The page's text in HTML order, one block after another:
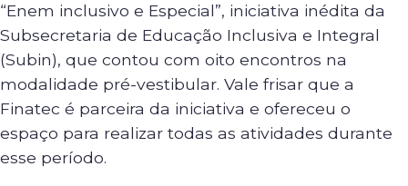
“Enem inclusivo e Especial”, iniciativa inédita da
Subsecretaria de Educação Inclusiva e Integral
(Subin), que contou com oito encontros na
modalidade pré-vestibular. Vale frisar que a
Finatec é parceira da iniciativa e ofereceu o
espaço para realizar todas as atividades durante
esse período.